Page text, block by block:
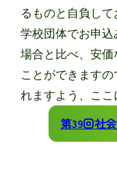
るものと自負して
学校団体でお申
場合と比べ、安価
ことができます
れますよう、ここ
第39回社